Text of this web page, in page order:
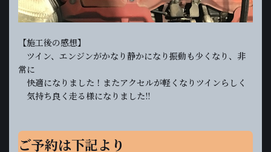
【施工後の感想】
ツイン、エンジンがかなり静かになり振動も少くなり、非
常に
快適になりました！またアクセルが軽くなりツインらしく
気持ち良く走る様になりました!!
ご予約は下記より